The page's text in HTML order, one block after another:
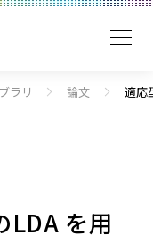
ラリ 論文 適応
LDA を用